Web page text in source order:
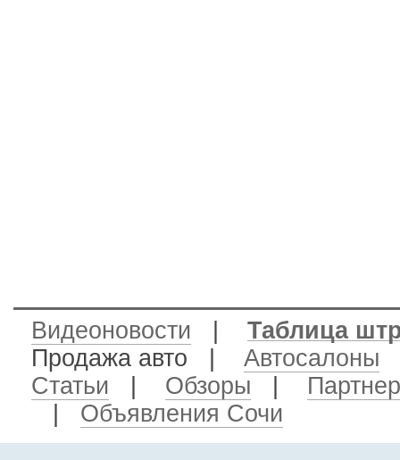
Видеоновости
Таблица
Продажа авто
Автосалоны
Статьи
Обзоры
Объявления Сочи